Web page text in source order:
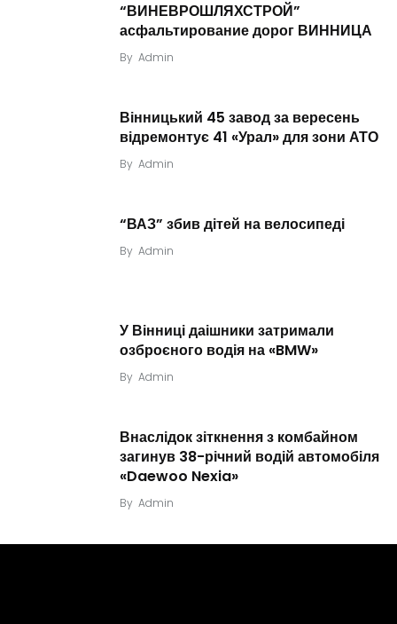
“ВИНЕВРОШЛЯХСТРОЙ”
асфальтирование дорог ВИННИЦА
By Admin
Вінницький 45 завод за вересень
відремонтує 41 «Урал» для зони АТО
By Admin
“ВАЗ” збив дітей на велосипеді
By Admin
У Вінниці даішники затримали
озброєного водія на «BMW»
By Admin
Внаслідок зіткнення з комбайном
загинув 38-річний водій автомобіля
«Daewoo Nexia»
By Admin